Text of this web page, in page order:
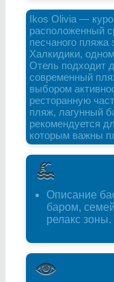
Ikos Olivia —
расположенный
песчаного пляжа
Халкидики,
Отель подходит
современный
выбором
ресторанную
пляж, лагунный
рекомендуется
которым важны
Описание
баром,
релакс зоны.